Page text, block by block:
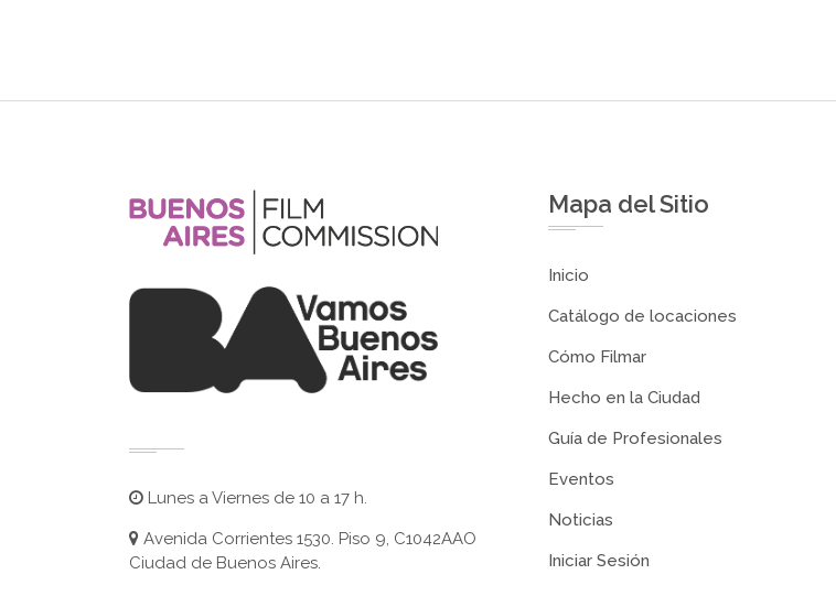
Lunes a Viernes de 10 a 17 h.
Avenida Corrientes 1530. Piso 9, C1042AAO
Ciudad de Buenos Aires.
Mapa del Sitio
Inicio
Catálogo de locaciones
Cómo Filmar
Hecho en la Ciudad
Guía de Profesionales
Eventos
Noticias
Iniciar Sesión